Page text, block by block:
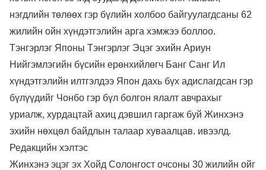
нэгдлийн төлөөх гэр бүлийн холбоо байгуулагдсаны 62
жилийн ойн хүндэтгэлийн арга хэмжээ боллоо.
Тэнгэрлэг Японы Тэнгэрлэг Эцэг эхийн Ариун
Нийгэмлэгийн бүсийн ерөнхийлөгч Банг Санг Ил
хүндэтгэлийн илтгэлдээ Япон дахь бүх адислагдсан гэр
бүлүүдийг Чонбо гэр бүл болгон ялалт авчрахыг
уриалж, хурдацтай ахиц дэвшил гаргаж буй Жинхэнэ
эхийн нөхцөл байдлын талаар хуваалцав. ивээлд.
Редакцийн хэлтэс
Жинхэнэ эцэг эх Хойд Солонгост очсоны 30 жилийн ойг